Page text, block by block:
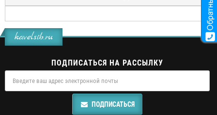
kavelsib.ru
ПОДПИСАТЬСЯ НА РАССЫЛКУ
ПОДПИСАТЬСЯ